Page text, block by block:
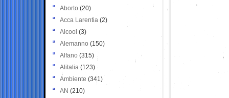
Aborto (20)
Acca Larentia (2)
Alcool (3)
Alemanno (150)
Alfano (315)
Alitalia (123)
Ambiente (341)
AN (210)